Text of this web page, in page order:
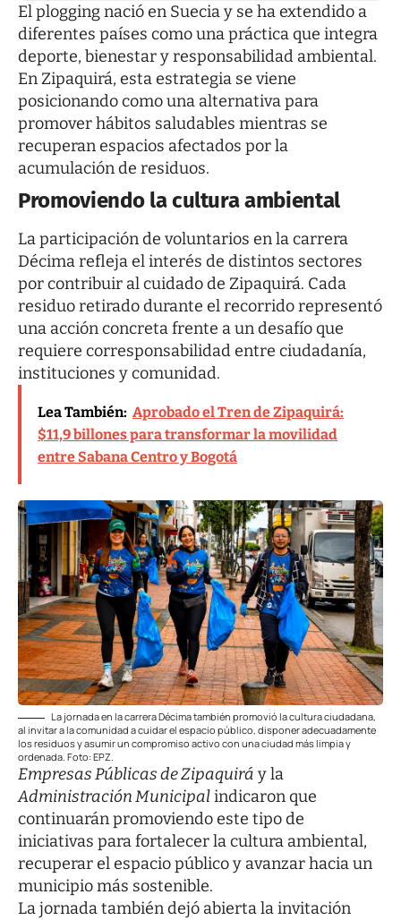
El plogging nació en Suecia y se ha extendido a
diferentes países como una práctica que integra
deporte, bienestar y responsabilidad ambiental.
En Zipaquirá, esta estrategia se viene
posicionando como una alternativa para
promover hábitos saludables mientras se
recuperan espacios afectados por la
acumulación de residuos.
Promoviendo la cultura ambiental
La participación de voluntarios en la carrera
Décima refleja el interés de distintos sectores
por contribuir al cuidado de Zipaquirá. Cada
residuo retirado durante el recorrido representó
una acción concreta frente a un desafío que
requiere corresponsabilidad entre ciudadanía,
instituciones y comunidad.
Lea También: Aprobado el Tren de Zipaquirá:
$11,9 billones para transformar la movilidad
entre Sabana Centro y Bogotá
La jornada en la carrera Décima también promovió la cultura ciudadana,
al invitar a la comunidad a cuidar el espacio público, disponer adecuadamente
los residuos y asumir un compromiso activo con una ciudad más limpia y
ordenada. Foto: EPZ.
Empresas Públicas de Zipaquirá y la
Administración Municipalindicaron que
continuarán promoviendo este tipo de
iniciativas para fortalecer la cultura ambiental,
recuperar el espacio público y avanzar hacia un
municipio más sostenible.
La jornada también dejó abierta la invitación